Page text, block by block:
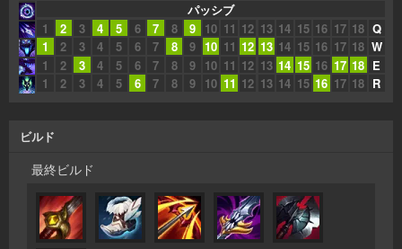
パッシブ
1
2 3 4 5 6 7 8 9 10 11 12 13 14 15 16 17 18 Q
1
2 3 4 5 6 7 8 9 10 11 12 13 14 15 16 17 18 W
1
2 3 4 5 6 7 8 9 10 11 12 13 14 15 16 17 18 E
1
2 3 4 5 6 7 8 9 10 11 12 13 14 15 16 17 18 R
ビルド
最終ビルド